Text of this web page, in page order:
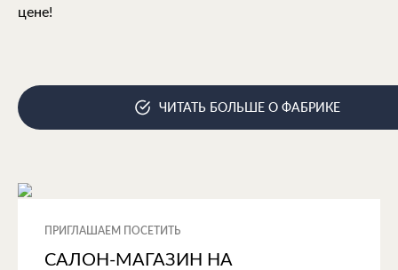
цене!
ЧИТАТЬ БОЛЬШЕ О ФАБРИКЕ
ПРИГЛАШАЕМ ПОСЕТИТЬ
САЛОН-МАГАЗИН НА